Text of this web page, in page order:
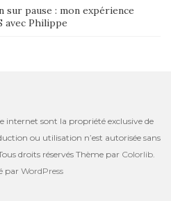
sur pause : mon expérience
avec Philippe
internet sont la propriété exclusive de
ou utilisation n’est autorisée sans
droits réservés Thème par Colorlib.
parWordPress